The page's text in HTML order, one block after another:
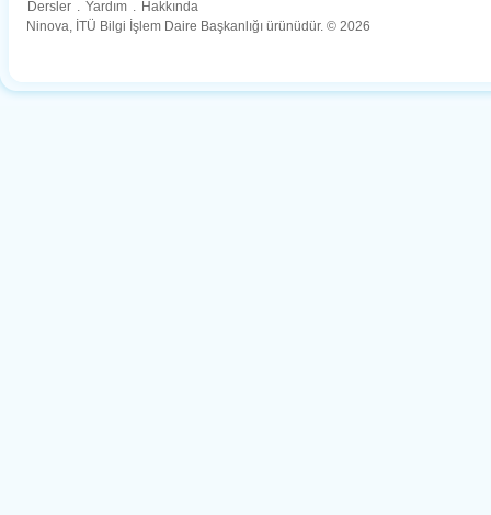
Dersler . Yardım . Hakkında
Ninova, İTÜ Bilgi İşlem Daire Başkanlığı ürünüdür. © 2026